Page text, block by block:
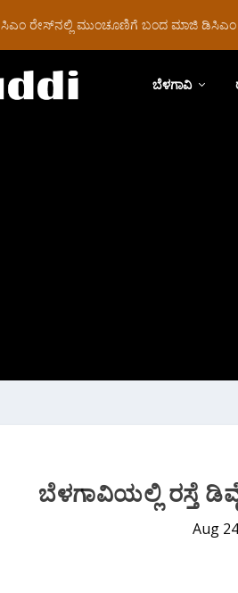
ಸಿಎಂ ರೇಸ್‌ನಲ್ಲಿ ಮುಂಚೂಣಿಗೆ ಬಂದ ಮಾಜಿ ಡಿಸಿಎಂ
ಬೆಳಗಾವಿ
ಬೆಳಗಾವಿಯಲ್ಲಿ ರಸ್ತೆ
Aug